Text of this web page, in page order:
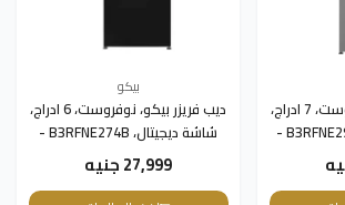
ديب فريزر بيكو، نوفروست، 7 ادراج،
شاشة ديجيتال، B3RFNE294XS -
بيكو
ديب فريزر بيكو، نوفروست، 6 ادراج،
شاشة ديجيتال، B3RFNE274B -
اسود27,999 جنيه